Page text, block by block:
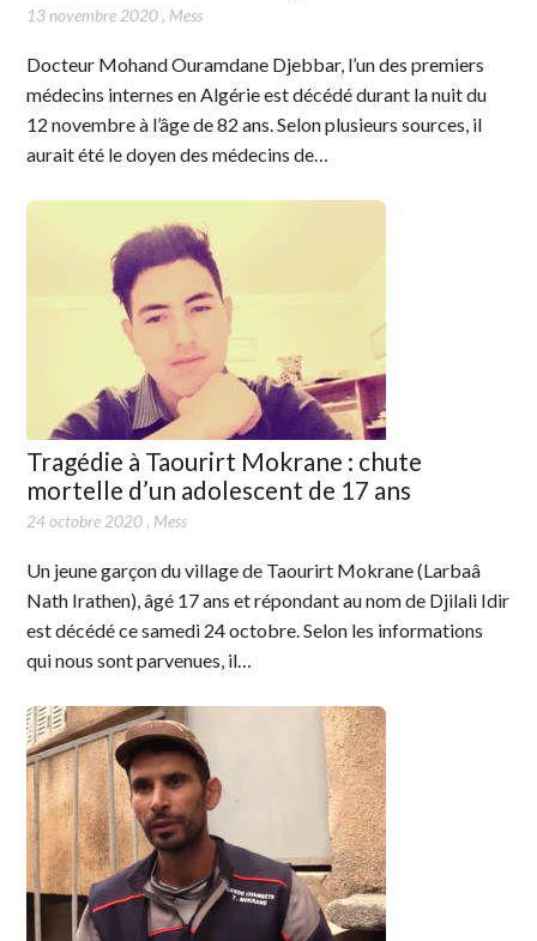
13 novembre 2020, Mess
Docteur Mohand Ouramdane Djebbar, l’un des premiers
médecins internes en Algérie est décédé durant la nuit du
12 novembre à l’âge de 82 ans. Selon plusieurs sources, il
aurait été le doyen des médecins de…
Tragédie à Taourirt Mokrane : chute
mortelle d’un adolescent de 17 ans
24 octobre 2020, Mess
Un jeune garçon du village de Taourirt Mokrane (Larbaâ
Nath Irathen), âgé 17 ans et répondant au nom de Djilali Idir
est décédé ce samedi 24 octobre. Selon les informations
qui nous sont parvenues, il…